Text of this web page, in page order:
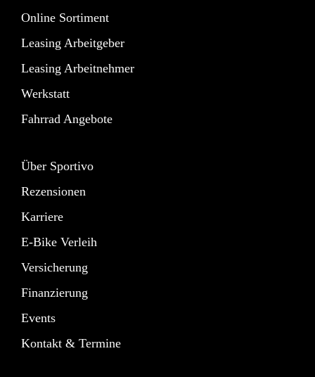
Online Sortiment
Leasing Arbeitgeber
Leasing Arbeitnehmer
Werkstatt
Fahrrad Angebote
Über Sportivo
Rezensionen
Karriere
E-Bike Verleih
Versicherung
Finanzierung
Events
Kontakt & Termine